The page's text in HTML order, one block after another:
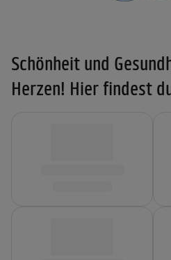
Schönheit und
Herzen! Hier findest